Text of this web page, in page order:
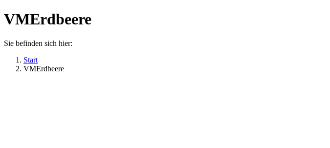
VMErdbeere
Sie befinden sich hier:
Start
VMErdbeere